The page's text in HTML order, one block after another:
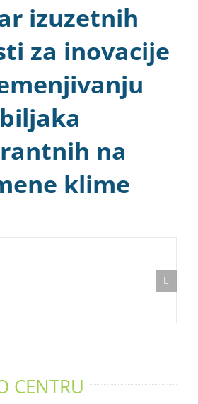
izuzetnih
za inovacije
biljaka
na
klime
CENTRU